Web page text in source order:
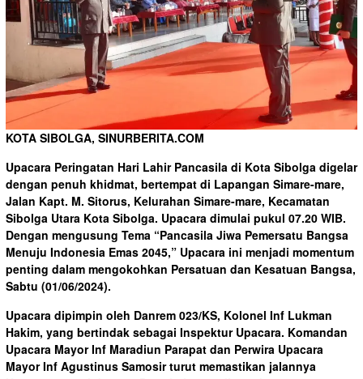
KOTA SIBOLGA, SINURBERITA.COM
Upacara Peringatan Hari Lahir Pancasila di Kota Sibolga digelar
dengan penuh khidmat, bertempat di Lapangan Simare-mare,
Jalan Kapt. M. Sitorus, Kelurahan Simare-mare, Kecamatan
Sibolga Utara Kota Sibolga. Upacara dimulai pukul 07.20 WIB.
Dengan mengusung Tema “Pancasila Jiwa Pemersatu Bangsa
Menuju Indonesia Emas 2045,” Upacara ini menjadi momentum
penting dalam mengokohkan Persatuan dan Kesatuan Bangsa,
Sabtu (01/06/2024).
Upacara dipimpin oleh Danrem 023/KS, Kolonel Inf Lukman
Hakim, yang bertindak sebagai Inspektur Upacara. Komandan
Upacara Mayor Inf Maradiun Parapat dan Perwira Upacara
Mayor Inf Agustinus Samosir turut memastikan jalannya